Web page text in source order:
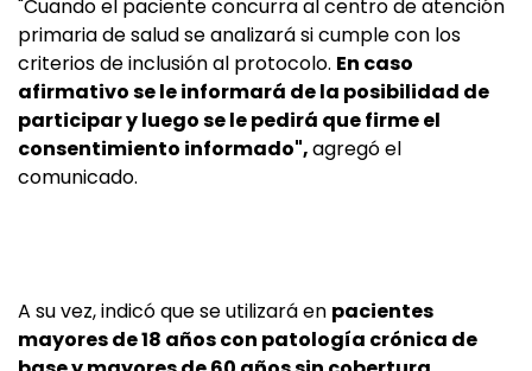
"Cuando el paciente concurra al centro de atención
primaria de salud se analizará si cumple con los
criterios de inclusión al protocolo. En caso
afirmativo se le informará de la posibilidad de
participar y luego se le pedirá que firme el
consentimiento informado",agregó el
comunicado.
A su vez, indicó que se utilizará en pacientes
mayores de 18 años con patología crónica de